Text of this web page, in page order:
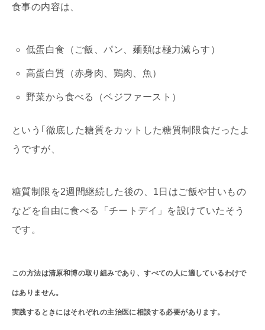
食事の内容は、
低蛋白食（ご飯、パン、麺類は極力減らす）
高蛋白質（赤身肉、鶏肉、魚）
野菜から食べる（ベジファースト）
という｢徹底した糖質をカットした糖質制限食だったよ
うですが、
糖質制限を2週間継続した後の、1日はご飯や甘いもの
などを自由に食べる「チートデイ」を設けていたそう
です。
この方法は清原和博の取り組みであり、すべての人に適しているわけで
はありません。
実践するときにはそれぞれの主治医に相談する必要があります。